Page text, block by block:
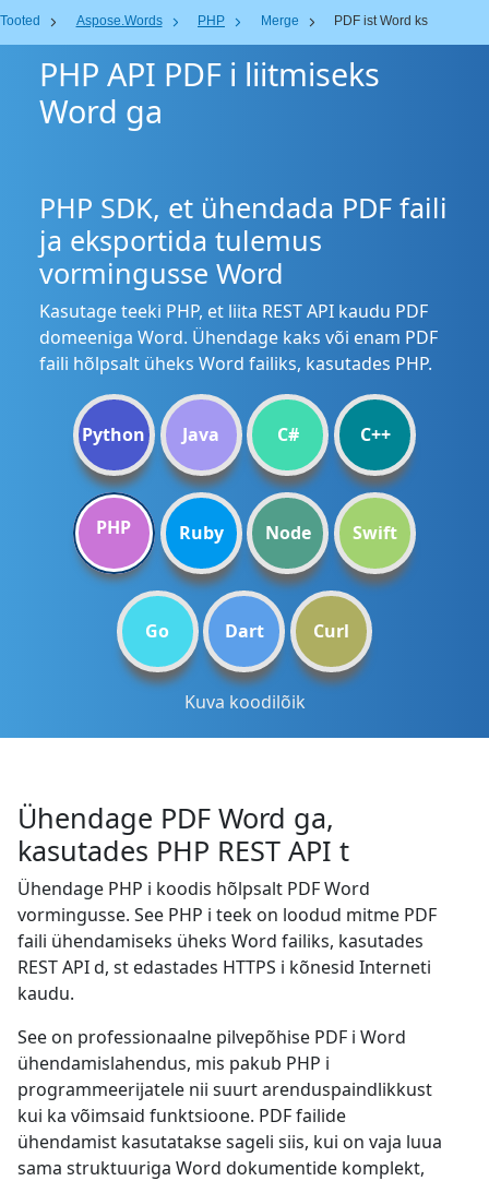
Tooted Aspose.Words PHP Merge PDF ist Word ks
PHP API PDF i liitmiseks
Word ga
PHP SDK, et ühendada PDF faili
ja eksportida tulemus
vormingusse Word
Kasutage teeki PHP, et liita REST API kaudu PDF
domeeniga Word. Ühendage kaks või enam PDF
faili hõlpsalt üheks Word failiks, kasutades PHP.
Python Java C# C++
PHP Ruby Node Swift
Go Dart Curl
Kuva koodilõik
Ühendage PDF Word ga,
kasutades PHP REST API t
Ühendage PHP i koodis hõlpsalt PDF Word
vormingusse. See PHP i teek on loodud mitme PDF
faili ühendamiseks üheks Word failiks, kasutades
REST API d, st edastades HTTPS i kõnesid Interneti
kaudu.
See on professionaalne pilvepõhise PDF i Word
ühendamislahendus, mis pakub PHP i
programmeerijatele nii suurt arenduspaindlikkust
kui ka võimsaid funktsioone. PDF failide
ühendamist kasutatakse sageli siis, kui on vaja luua
sama struktuuriga Word dokumentide komplekt,